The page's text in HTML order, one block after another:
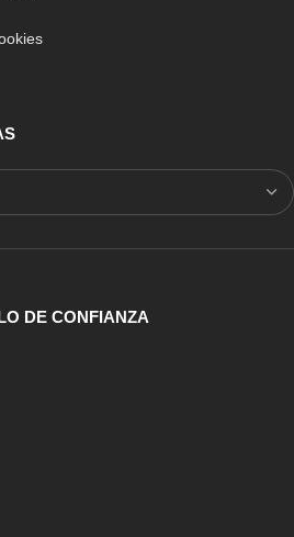
DE CONFIANZA